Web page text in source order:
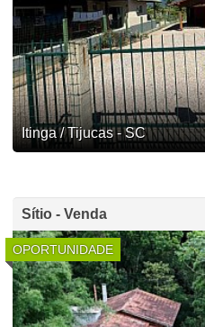
Itinga / Tijucas - SC
Sítio - Venda
OPORTUNIDADE